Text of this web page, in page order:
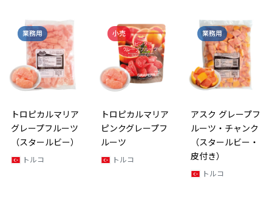
業務用
トロピカルマリア
グレープフルーツ
（スタールビー）
トルコ
小売
トロピカルマリア
ピンクグレープフ
ルーツ
トルコ
業務用
アスク グレープフ
ルーツ・チャンク
（スタールビー・
皮付き）
トルコ